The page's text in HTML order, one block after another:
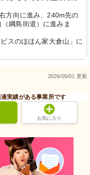
方向に進み、240m先の
綱島街道）に進みま
スのほほん家大倉山」に
2026/05/01 更新
実績がある事業所です
お気に入り